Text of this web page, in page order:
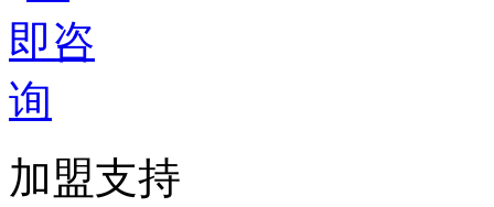
加盟支持